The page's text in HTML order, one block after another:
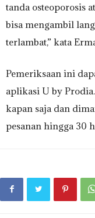
tanda osteoporosis
bisa mengambil
terlambat,” kata
Pemeriksaan ini
aplikasi U by
kapan saja dan
pesanan hingga 30